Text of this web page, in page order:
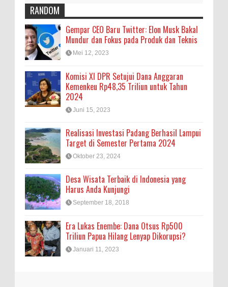
RANDOM
Gempar CEO Baru Twitter: Elon Musk Bakal
Mundur dan Fokus pada Produk dan Teknis
Mei 12, 2023
Komisi XI DPR Setujui Dana Anggaran
Kemenkeu Rp48,35 Triliun untuk Tahun
2024
Juni 15, 2023
Realisasi Investasi Padang Berhasil Lampui
Target di Semester Pertama 2024
Oktober 23, 2024
Desa Wisata Terbaik di Indonesia yang
Harus Anda Kunjungi
September 18, 2018
Era Lukas Enembe: Dana Otsus Rp500
Triliun Papua Hilang Lenyap Dikorupsi?
Januari 11, 2023